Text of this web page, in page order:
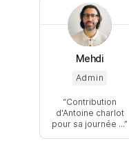
Mehdi
Admin
Contribution
d'Antoine charlot
pour sa journée ...